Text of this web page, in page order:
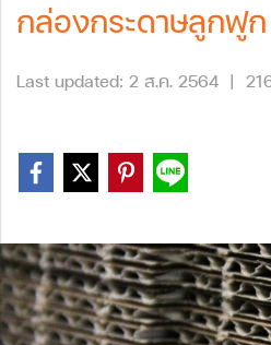
กล่องกระดาษลูกฟู
Last updated: 2 ส.ค. 2564 |